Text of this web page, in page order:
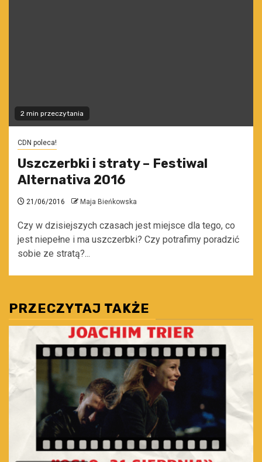
2 min przeczytania
CDN poleca!
Uszczerbki i straty – Festiwal
Alternativa 2016
21/06/2016 Maja Bieńkowska
Czy w dzisiejszych czasach jest miejsce dla tego, co
jest niepełne i ma uszczerbki? Czy potrafimy poradzić
sobie ze stratą?...
PRZECZYTAJ TAKŻE